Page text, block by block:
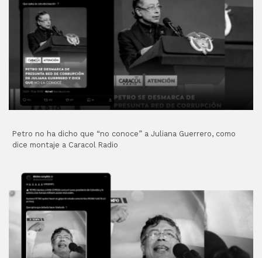
Petro no ha dicho que “no conoce” a Juliana Guerrero, como
dice montaje a Caracol Radio